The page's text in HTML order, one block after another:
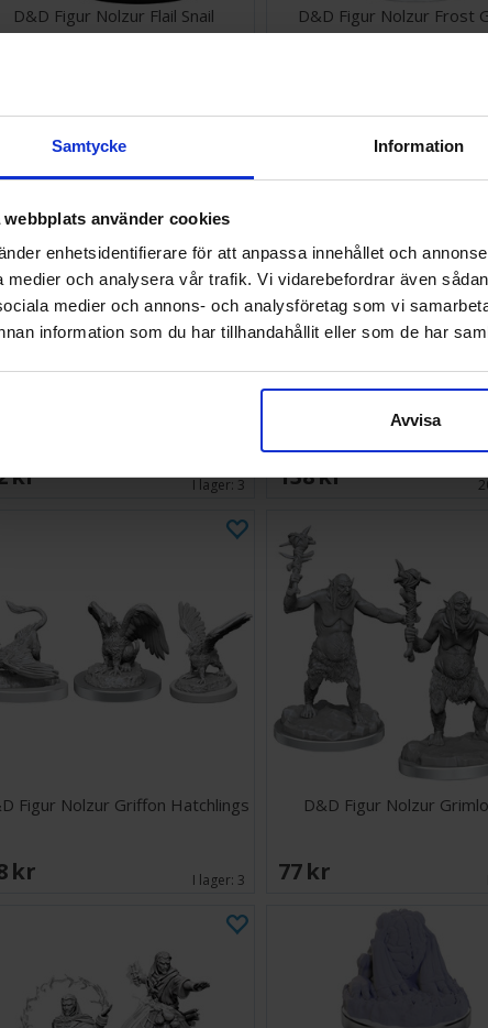
Samtycke Information
webbplats använder cookies
enhetsidentifierare för att anpassa innehållet och
medier och analysera vår trafik. Vi vidarebefordrar även
medier och annons- och analysföretag som vi
information som du har tillhandahållit eller som de har
Avvisa
D&D Figur Nolzur Flail Snail
D&D Figur Nolzur Frost
Skeleton
SEK I lager: 3
D&D Figur Nolzur
138 SEK
Figur Nolzur Griffon Hatchlings
SEK I lager: 3
D&D Figur Nolzur
77 SEK